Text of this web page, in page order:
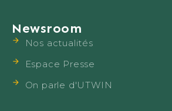
Newsroom
Nos actualités
Espace Presse
On parle d'UTWIN